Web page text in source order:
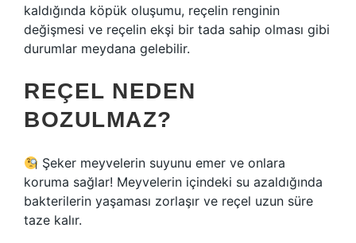
kaldığında köpük oluşumu, reçelin renginin
değişmesi ve reçelin ekşi bir tada sahip olması gibi
durumlar meydana gelebilir.
REÇEL NEDEN
BOZULMAZ?
Şeker meyvelerin suyunu emer ve onlara
koruma sağlar! Meyvelerin içindeki su azaldığında
bakterilerin yaşaması zorlaşır ve reçel uzun süre
taze kalır.